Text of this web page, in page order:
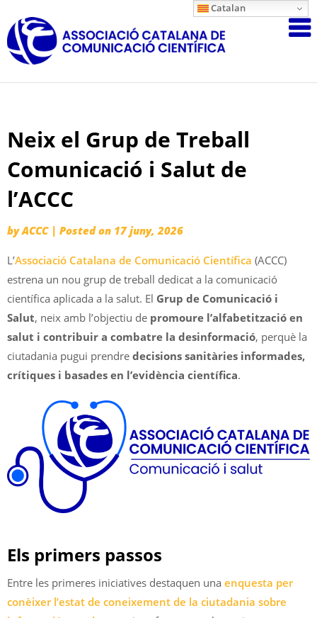
to
content
Associació
Neix el Grup de Treball
Comunicació i Salut de
l’ACCC
byACCC | Posted on 17 juny, 2026
L’Associació Catalana de Comunicació Científica (ACCC)
estrena un nou grup de treball dedicat a la comunicació
científica aplicada a la salut. El Grup de Comunicació i
Salut, neix amb l’objectiu de promoure l’alfabetització en
salut i contribuir a combatre la desinformació, perquè la
ciutadania pugui prendre decisions sanitàries informades,
crítiques i basades en l’evidència científica.
Els primers passos
Entre les primeres iniciatives destaquen una enquesta per
conèixer l’estat de coneixement de la ciutadania sobre
Catalan